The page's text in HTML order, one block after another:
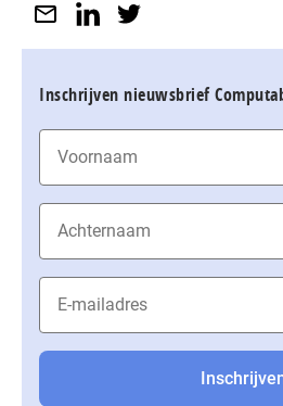
Inschrijven nieuwsbrief